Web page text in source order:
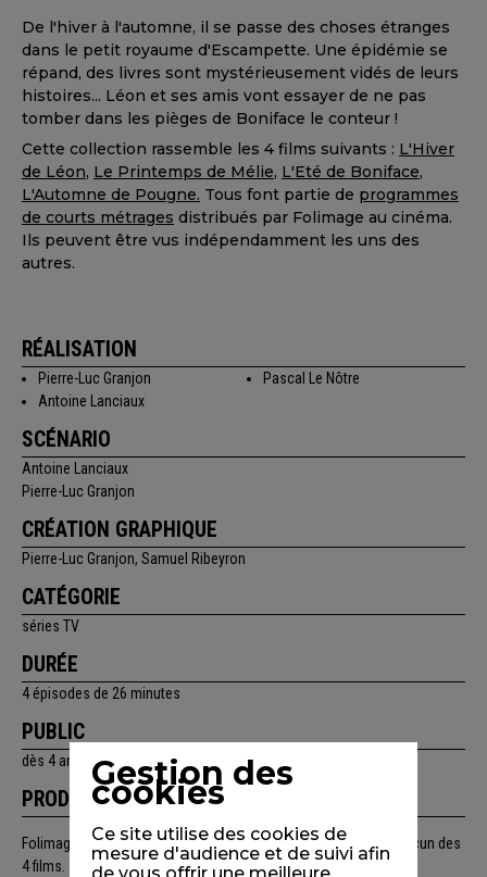
De l'hiver à l'automne, il se passe des choses étranges
dans le petit royaume d'Escampette. Une épidémie se
répand, des livres sont mystérieusement vidés de leurs
histoires... Léon et ses amis vont essayer de ne pas
tomber dans les pièges de Boniface le conteur !
Cette collection rassemble les 4 films suivants : L'Hiver
de Léon, Le Printemps de Mélie, L'Eté de Boniface,
L'Automne de Pougne. Tous font partie de programmes
de courts métrages distribués par Folimage au cinéma.
Ils peuvent être vus indépendamment les uns des
autres.
RÉALISATION
Pierre-Luc Granjon
Antoine Lanciaux
Pascal Le Nôtre
SCÉNARIO
Antoine Lanciaux
Pierre-Luc Granjon
CRÉATION GRAPHIQUE
Pierre-Luc Granjon, Samuel Ribeyron
CATÉGORIE
séries TV
DURÉE
4 épisodes de 26 minutes
PUBLIC
dès 4 ans, tous publics
PRODUCTION
Folimage. Partenaires et coproducteurs : voir fiche dédiée à chacun des
4 films.
Gestion des
cookies
Ce site utilise des cookies de
mesure d'audience et de suivi afin